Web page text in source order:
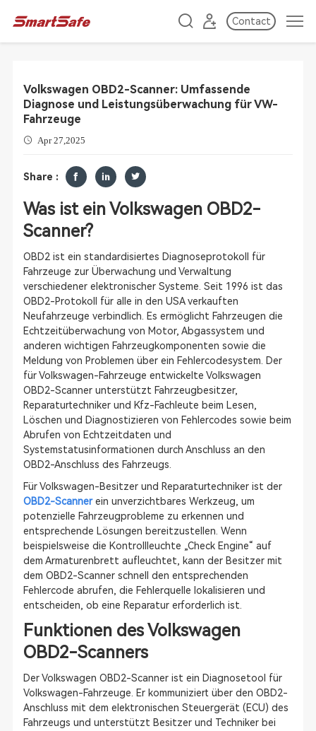
Contact
Volkswagen OBD2-Scanner: Umfassende
Diagnose und Leistungsüberwachung für VW-
Fahrzeuge
Apr 27,2025
Share :
Was ist ein Volkswagen OBD2-
Scanner?
OBD2 ist ein standardisiertes Diagnoseprotokoll für
Fahrzeuge zur Überwachung und Verwaltung
verschiedener elektronischer Systeme. Seit 1996 ist das
OBD2-Protokoll für alle in den USA verkauften
Neufahrzeuge verbindlich. Es ermöglicht Fahrzeugen die
Echtzeitüberwachung von Motor, Abgassystem und
anderen wichtigen Fahrzeugkomponenten sowie die
Meldung von Problemen über ein Fehlercodesystem. Der
für Volkswagen-Fahrzeuge entwickelte Volkswagen
OBD2-Scanner unterstützt Fahrzeugbesitzer,
Reparaturtechniker und Kfz-Fachleute beim Lesen,
Löschen und Diagnostizieren von Fehlercodes sowie beim
Abrufen von Echtzeitdaten und
Systemstatusinformationen durch Anschluss an den
OBD2-Anschluss des Fahrzeugs.
Für Volkswagen-Besitzer und Reparaturtechniker ist der
OBD2-Scannerein unverzichtbares Werkzeug, um
potenzielle Fahrzeugprobleme zu erkennen und
entsprechende Lösungen bereitzustellen. Wenn
beispielsweise die Kontrollleuchte „Check Engine“ auf
dem Armaturenbrett aufleuchtet, kann der Besitzer mit
dem OBD2-Scanner schnell den entsprechenden
Fehlercode abrufen, die Fehlerquelle lokalisieren und
entscheiden, ob eine Reparatur erforderlich ist.
Funktionen des Volkswagen
OBD2-Scanners
Der Volkswagen OBD2-Scanner ist ein Diagnosetool für
Volkswagen-Fahrzeuge. Er kommuniziert über den OBD2-
Anschluss mit dem elektronischen Steuergerät (ECU) des
Fahrzeugs und unterstützt Besitzer und Techniker bei